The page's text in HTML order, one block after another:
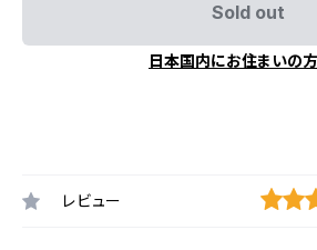
Sold out
日本国内にお住まいの
レビュー